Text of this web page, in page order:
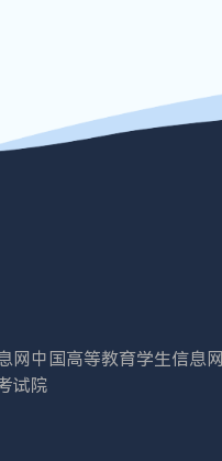
网 中国高等教育学生信息网
试院